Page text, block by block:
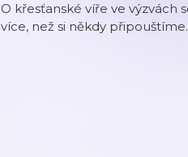
O křesťanské víře ve výzvách
více, než si někdy připouštíme.